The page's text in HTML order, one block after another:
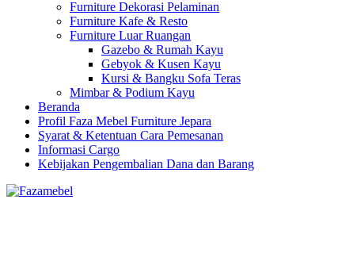
Furniture Dekorasi Pelaminan
Furniture Kafe & Resto
Furniture Luar Ruangan
Gazebo & Rumah Kayu
Gebyok & Kusen Kayu
Kursi & Bangku Sofa Teras
Mimbar & Podium Kayu
Beranda
Profil Faza Mebel Furniture Jepara
Syarat & Ketentuan Cara Pemesanan
Informasi Cargo
Kebijakan Pengembalian Dana dan Barang